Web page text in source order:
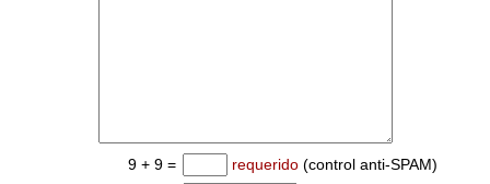
9 + 9 = requerido (control anti-SPAM)